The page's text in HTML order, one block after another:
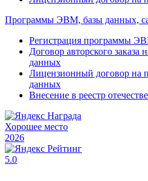
Программы ЭВМ, базы данных,
Регистрация программы
Договор авторского
данных
Лицензионный договор на
данных
Внесение в реестр
Хорошее место
2026
5.0